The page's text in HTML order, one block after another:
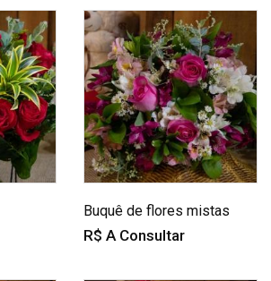
Buquê de flores mistas
R$ A Consultar